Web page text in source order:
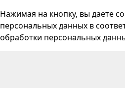
Нажимая на кнопку, вы даете
персональных данных в
обработки персональных